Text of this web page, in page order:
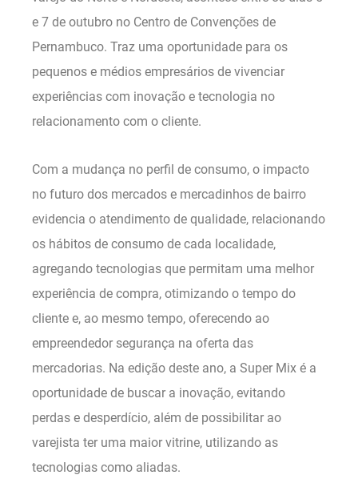
e 7 de outubro no Centro de Convenções de
Pernambuco. Traz uma oportunidade para os
pequenos e médios empresários de vivenciar
experiências com inovação e tecnologia no
relacionamento com o cliente.
Com a mudança no perfil de consumo, o impacto
no futuro dos mercados e mercadinhos de bairro
evidencia o atendimento de qualidade, relacionando
os hábitos de consumo de cada localidade,
agregando tecnologias que permitam uma melhor
experiência de compra, otimizando o tempo do
cliente e, ao mesmo tempo, oferecendo ao
empreendedor segurança na oferta das
mercadorias. Na edição deste ano, a Super Mix é a
oportunidade de buscar a inovação, evitando
perdas e desperdício, além de possibilitar ao
varejista ter uma maior vitrine, utilizando as
tecnologias como aliadas.